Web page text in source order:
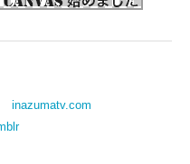
inazumatv.com